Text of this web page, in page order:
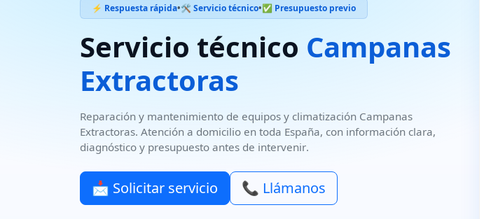
⚡ Respuesta rápida•🛠️ Servicio técnico•✅ Presupuesto previo
Servicio técnico Campanas
Extractoras
Reparación y mantenimiento de equipos y climatización Campanas
Extractoras. Atención a domicilio en toda España, con información clara,
diagnóstico y presupuesto antes de intervenir.
📩 Solicitar servicio 📞 Llámanos